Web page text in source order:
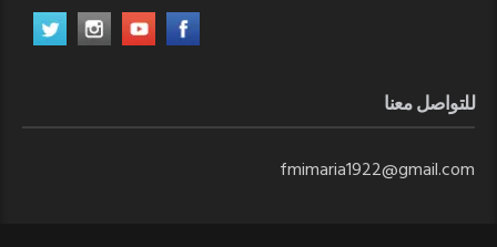
للتواصل معنا
fmimaria1922@gmail.com